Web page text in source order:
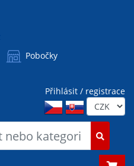
Pobočky
Přihlásit / registrace